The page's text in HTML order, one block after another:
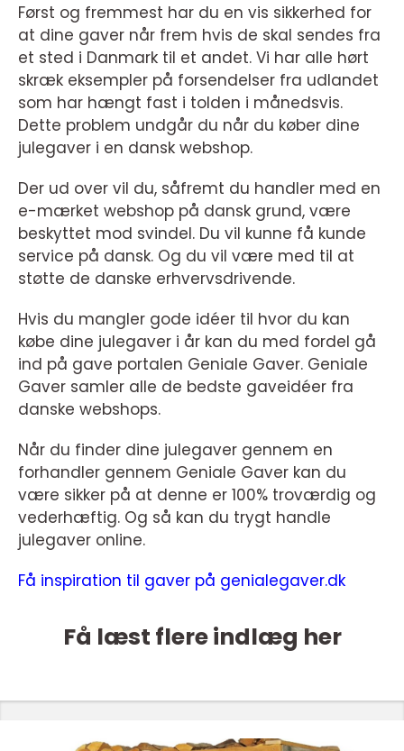
Først og fremmest har du en vis sikkerhed for
at dine gaver når frem hvis de skal sendes fra
et sted i Danmark til et andet. Vi har alle hørt
skræk eksempler på forsendelser fra udlandet
som har hængt fast i tolden i månedsvis.
Dette problem undgår du når du køber dine
julegaver i en dansk webshop.
Der ud over vil du, såfremt du handler med en
e-mærket webshop på dansk grund, være
beskyttet mod svindel. Du vil kunne få kunde
service på dansk. Og du vil være med til at
støtte de danske erhvervsdrivende.
Hvis du mangler gode idéer til hvor du kan
købe dine julegaver i år kan du med fordel gå
ind på gave portalen Geniale Gaver. Geniale
Gaver samler alle de bedste gaveidéer fra
danske webshops.
Når du finder dine julegaver gennem en
forhandler gennem Geniale Gaver kan du
være sikker på at denne er 100% troværdig og
vederhæftig. Og så kan du trygt handle
julegaver online.
Få inspiration til gaver på genialegaver.dk
Få læst flere indlæg her